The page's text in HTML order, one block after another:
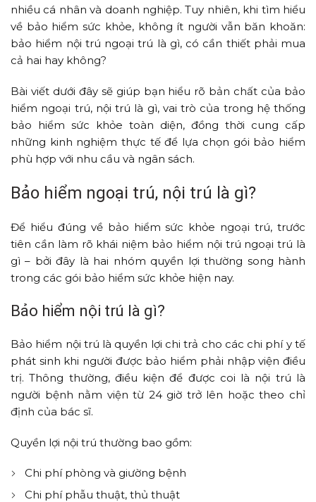
nhiều cá nhân và doanh nghiệp. Tuy nhiên, khi tìm hiểu
về bảo hiểm sức khỏe, không ít người vẫn băn khoăn:
bảo hiểm nội trú ngoại trú là gì, có cần thiết phải mua
cả hai hay không?
Bài viết dưới đây sẽ giúp bạn hiểu rõ bản chất của bảo
hiểm ngoại trú, nội trú là gì, vai trò của trong hệ thống
bảo hiểm sức khỏe toàn diện, đồng thời cung cấp
những kinh nghiệm thực tế để lựa chọn gói bảo hiểm
phù hợp với nhu cầu và ngân sách.
Bảo hiểm ngoại trú, nội trú là gì?
Để hiểu đúng về bảo hiểm sức khỏe ngoại trú, trước
tiên cần làm rõ khái niệm bảo hiểm nội trú ngoại trú là
gì – bởi đây là hai nhóm quyền lợi thường song hành
trong các gói bảo hiểm sức khỏe hiện nay.
Bảo hiểm nội trú là gì?
Bảo hiểm nội trú là quyền lợi chi trả cho các chi phí y tế
phát sinh khi người được bảo hiểm phải nhập viện điều
trị. Thông thường, điều kiện để được coi là nội trú là
người bệnh nằm viện từ 24 giờ trở lên hoặc theo chỉ
định của bác sĩ.
Quyền lợi nội trú thường bao gồm:
Chi phí phòng và giường bệnh
Chi phí phẫu thuật, thủ thuật